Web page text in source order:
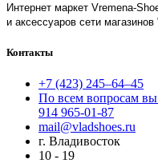
Интернет маркет Vremena-
и аксессуаров сети
Контакты
+7 (423) 245–64–45
По всем вопросам
914 965-01-87
mail@vladshoes.ru
г. Владивосток
10 - 19